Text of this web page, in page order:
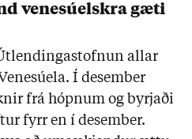
venesúelskra gæti
allar
Í desember
frá hópnum og byrjaði
fyrr en í desember.